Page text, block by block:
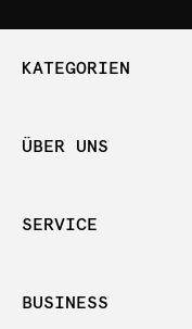
KATEGORIEN
ÜBER UNS
SERVICE
BUSINESS